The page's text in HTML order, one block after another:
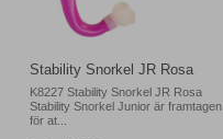
Stability Snorkel JR Rosa
K8227 Stability Snorkel JR Rosa
Stability Snorkel Junior är framtagen
för at...